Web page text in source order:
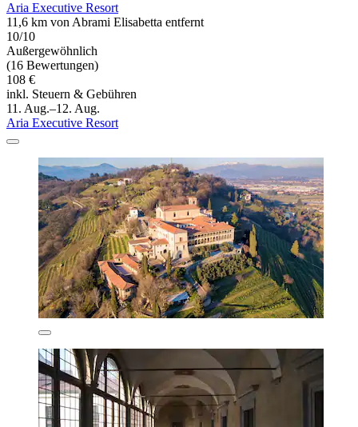
Aria Executive Resort
11,6 km von Abrami Elisabetta entfernt
10/10
Außergewöhnlich
(16 Bewertungen)
108 €
inkl. Steuern & Gebühren
11. Aug.–12. Aug.
Aria Executive Resort